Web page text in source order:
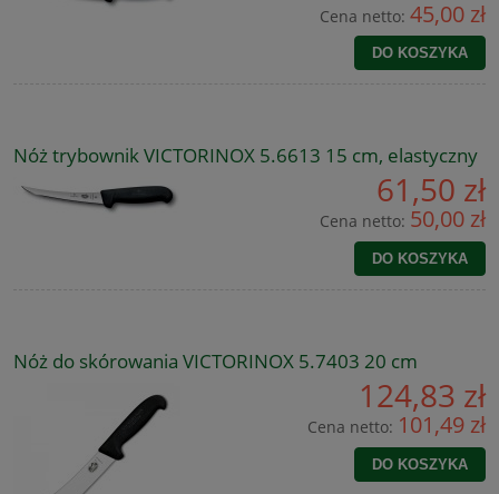
Cena netto: 45,00 zł
DO KOSZYKA
Nóż trybownik VICTORINOX 5.6613 15 cm, elastyczny
61,50 zł
Cena netto: 50,00 zł
DO KOSZYKA
Nóż do skórowania VICTORINOX 5.7403 20 cm
124,83 zł
Cena netto: 101,49 zł
DO KOSZYKA